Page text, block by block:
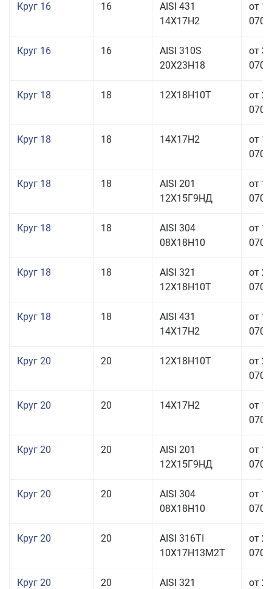
Круг 16 16
AISI 431
14Х17Н2
от
Круг 16 16
AISI 310S
20Х23Н18
от
Круг 18 18 12Х18Н10Т
от
Круг 18 18 14Х17Н2
от
Круг 18 18
AISI 201
12Х15Г9НД
от
Круг 18 18
AISI 304
08Х18Н10
от
Круг 18 18
AISI 321
12Х18Н10Т
от
Круг 18 18
AISI 431
14Х17Н2
от
Круг 20 20 12Х18Н10Т
от
Круг 20 20 14Х17Н2
от
Круг 20 20
AISI 201
12Х15Г9НД
от
Круг 20 20
AISI 304
08Х18Н10
от
Круг 20 20
AISI 316TI
10Х17Н13М2Т
от
Круг 20 20
AISI 321
от